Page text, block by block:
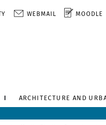
WEBMAIL MOODLE
ARCHITECTURE AND